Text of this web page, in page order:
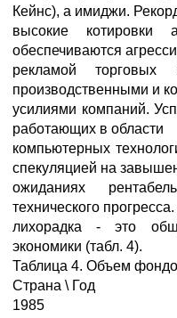
Кейнс), а имиджи.
высокие
обеспечиваются
рекламой торговых
производственными и
усилиями компаний.
работающих в области
компьютерных
спекуляцией на
ожиданиях
технического
лихорадка - это
экономики (табл. 4).
Таблица 4. Объем
Страна \ Год
1985